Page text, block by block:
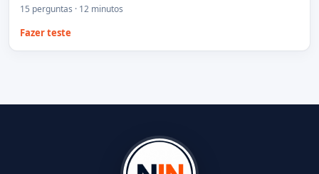
15 perguntas · 12 minutos
Fazer teste